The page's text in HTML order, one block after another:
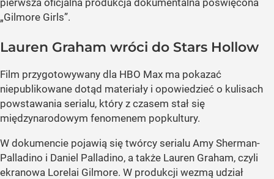
pierwsza oficjalna produkcja dokumentalna poświęcona
„Gilmore Girls”.
Lauren Graham wróci do Stars Hollow
Film przygotowywany dla HBO Max ma pokazać
niepublikowane dotąd materiały i opowiedzieć o kulisach
powstawania serialu, który z czasem stał się
międzynarodowym fenomenem popkultury.
W dokumencie pojawią się twórcy serialu Amy Sherman-
Palladino i Daniel Palladino, a także Lauren Graham, czyli
ekranowa Lorelai Gilmore. W produkcji wezmą udział